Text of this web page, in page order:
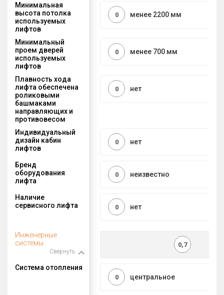
Минимальная
высота потолка
используемых
лифтов
менее 2200 мм
0
Минимальный
проем дверей
используемых
лифтов
менее 700 мм
0
Плавность хода
лифта обеспечена
роликовыми
башмаками
направляющих и
противовесом
нет
0
Индивидуальный
дизайн кабин
лифтов
нет
0
Бренд
оборудования
лифта
неизвестно
0
Наличие
сервисного лифта
нет
0
Инженерные
системы
Свернуть
0,7
Система отопления
центральное
0